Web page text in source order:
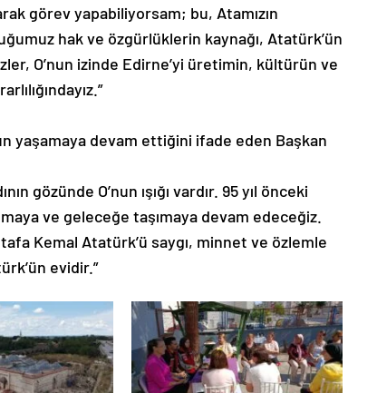
görev yapabiliyorsam; bu, Atamızın
hak ve özgürlüklerin kaynağı, Atatürk’ün
O’nun izinde Edirne’yi üretimin, kültürün ve
yaşamaya devam ettiğini ifade eden Başkan
gözünde O’nun ışığı vardır. 95 yıl önceki
ve geleceğe taşımaya devam edeceğiz.
Kemal Atatürk’ü saygı, minnet ve özlemle
evidir.”